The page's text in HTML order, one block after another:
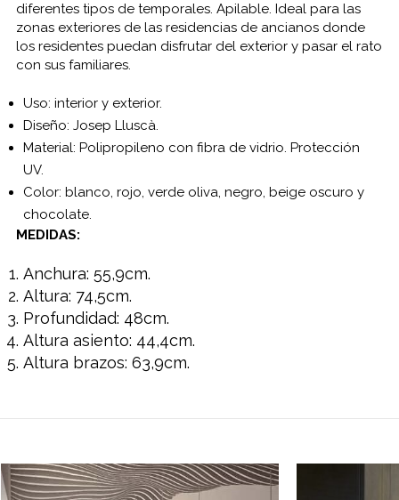
diferentes tipos de temporales. Apilable. Ideal para las
zonas exteriores de las residencias de ancianos donde
los residentes puedan disfrutar del exterior y pasar el rato
con sus familiares.
Uso: interior y exterior.
Diseño: Josep Lluscà.
Material: Polipropileno con fibra de vidrio. Protección
UV.
Color: blanco, rojo, verde oliva, negro, beige oscuro y
chocolate.
MEDIDAS:
Anchura: 55,9cm.
Altura: 74,5cm.
Profundidad: 48cm.
Altura asiento: 44,4cm.
Altura brazos: 63,9cm.